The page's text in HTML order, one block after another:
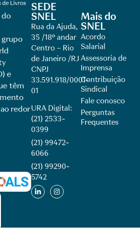
do
e
têm
redor
SEDE
SNEL
Rua da Ajuda,
35 /18º andar
Centro – Rio
de Janeiro /RJ
CNPJ
33.591.918/0001-
01
URA Digital:
(21) 2533-
0399
(21) 99472-
6066
(21) 99290-
5742​
Mais do
SNEL
Acordo
Salarial
Assessoria de
Imprensa
Contribuição
Sindical
Fale conosco
Perguntas
Frequentes